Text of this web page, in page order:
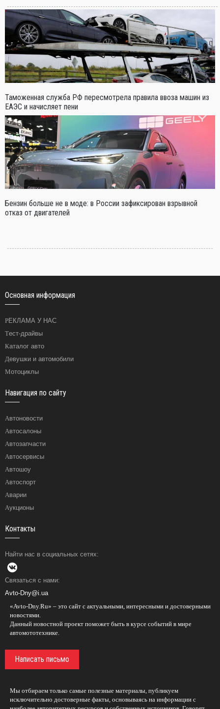
Таможенная служба РФ пересмотрела правила ввоза машин из
ЕАЭС и начисляет пени
Бензин больше не в моде: в России зафиксирован взрывной
отказ от двигателей
Основная информация
РЕКЛАМА У НАС
Тест-драйвы
Каталог авто
Девушки и автомобили
Мотоциклы
Навигация по сайту
Автоновости
Автосалоны
Автозапчасти
Автосервисы
Автошоу
Автоспорт
Аварии
Аукционы
Контакты
Найти нас в социальных сетях:
Связаться с нами:
Avto-Dny@i.ua
«Avto-Dny.Ru» – это сайт с актуальными, интересными и достоверными
новостями.
Данный новостной проект поможет быть в курсе событий в мире
автомототехнике.
Написать письмо
Мы отбираем только самые полезные материалы, публикуем
исключительно достоверные факты, основываясь на информации с